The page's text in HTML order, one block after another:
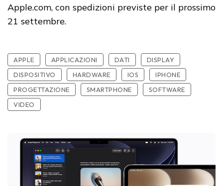
Apple.com, con spedizioni previste per il prossimo
21 settembre.
APPLE APPLICAZIONI DATI
DISPLAY
DISPOSITIVO
HARDWARE IOS
IPHONE
PROGETTAZIONE
SMARTPHONE
SOFTWARE
VIDEO